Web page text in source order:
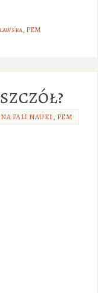
, PEM
NA FALI NAUKI, PEM